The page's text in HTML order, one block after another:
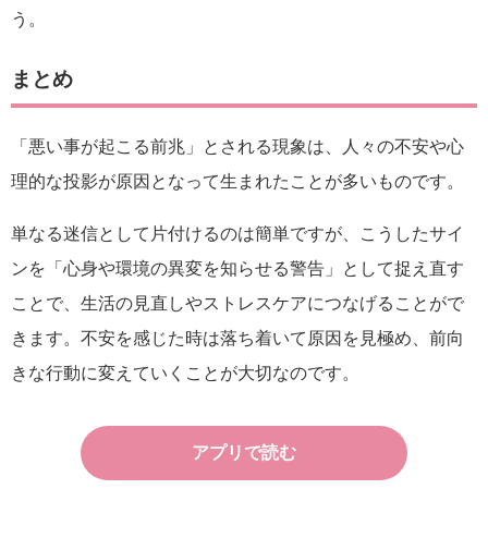
う。
まとめ
「悪い事が起こる前兆」とされる現象は、人々の不安や心
理的な投影が原因となって生まれたことが多いものです。
単なる迷信として片付けるのは簡単ですが、こうしたサイ
ンを「心身や環境の異変を知らせる警告」として捉え直す
ことで、生活の見直しやストレスケアにつなげることがで
きます。不安を感じた時は落ち着いて原因を見極め、前向
きな行動に変えていくことが大切なのです。
アプリで読む